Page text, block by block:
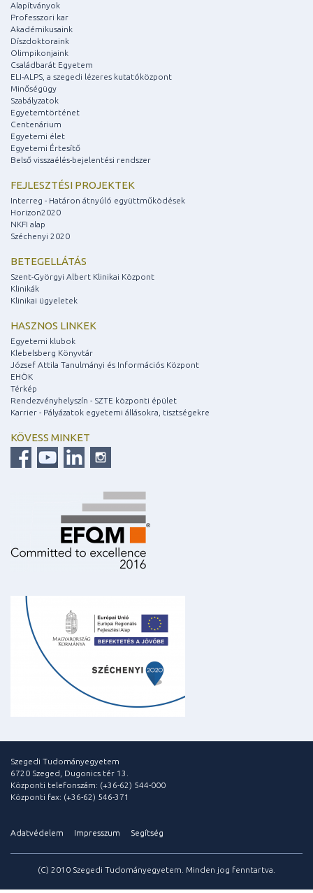
Alapítványok
Professzori kar
Akadémikusaink
Díszdoktoraink
Olimpikonjaink
Családbarát Egyetem
ELI-ALPS, a szegedi lézeres kutatóközpont
Minőségügy
Szabályzatok
Egyetemtörténet
Centenárium
Egyetemi élet
Egyetemi Értesítő
Belső visszaélés-bejelentési rendszer
FEJLESZTÉSI PROJEKTEK
Interreg - Határon átnyúló együttműködések
Horizon2020
NKFI alap
Széchenyi 2020
BETEGELLÁTÁS
Szent-Györgyi Albert Klinikai Központ
Klinikák
Klinikai ügyeletek
HASZNOS LINKEK
Egyetemi klubok
Klebelsberg Könyvtár
József Attila Tanulmányi és Információs Központ
EHÖK
Térkép
Rendezvényhelyszín - SZTE központi épület
Karrier - Pályázatok egyetemi állásokra, tisztségekre
KÖVESS MINKET
Szegedi Tudományegyetem
6720 Szeged, Dugonics tér 13.
Központi telefonszám: (+36-62) 544-000
Központi fax: (+36-62) 546-371
Adatvédelem Impresszum Segítség
(C) 2010 Szegedi Tudományegyetem. Minden jog fenntartva.